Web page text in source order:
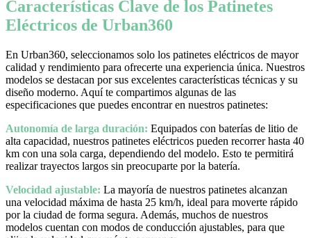
Características Clave de los Patinetes
Eléctricos de Urban360
En Urban360, seleccionamos solo los patinetes eléctricos de mayor
calidad y rendimiento para ofrecerte una experiencia única. Nuestros
modelos se destacan por sus excelentes características técnicas y su
diseño moderno. Aquí te compartimos algunas de las
especificaciones que puedes encontrar en nuestros patinetes:
Autonomía de larga duración: Equipados con baterías de litio de
alta capacidad, nuestros patinetes eléctricos pueden recorrer hasta 40
km con una sola carga, dependiendo del modelo. Esto te permitirá
realizar trayectos largos sin preocuparte por la batería.
Velocidad ajustable: La mayoría de nuestros patinetes alcanzan
una velocidad máxima de hasta 25 km/h, ideal para moverte rápido
por la ciudad de forma segura. Además, muchos de nuestros
modelos cuentan con modos de conducción ajustables, para que